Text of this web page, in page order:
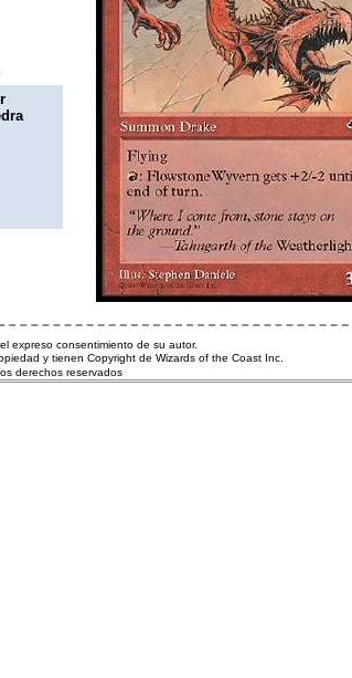
expreso consentimiento de su autor.
y tienen Copyright de Wizards of the Coast Inc.
derechos reservados